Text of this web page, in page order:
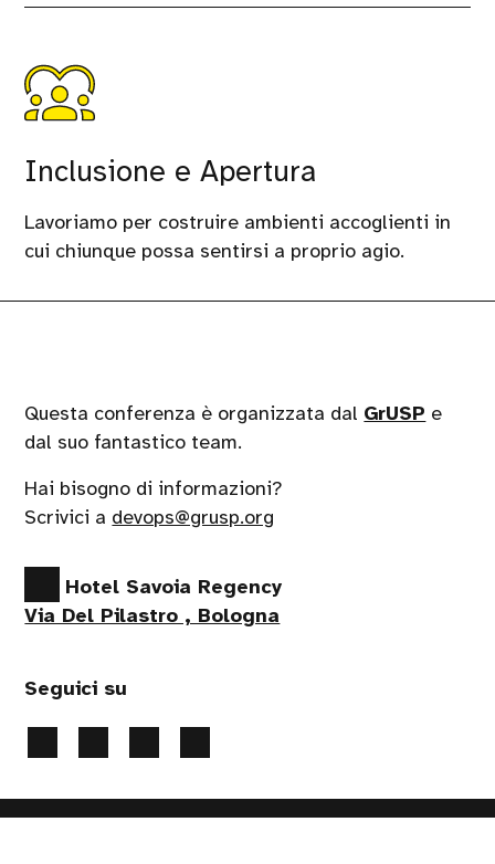
Inclusione e Apertura
Lavoriamo per costruire ambienti accoglienti in
cui chiunque possa sentirsi a proprio agio.
Questa conferenza è organizzata dal GrUSP e
dal suo fantastico team.
Hai bisogno di informazioni?
Scrivici a devops@grusp.org
Hotel Savoia Regency
Via Del Pilastro , Bologna
Seguici su